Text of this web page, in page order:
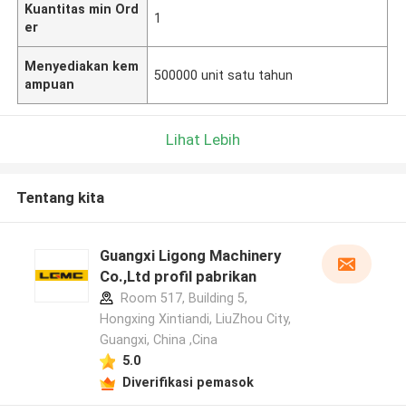
Kuantitas min Ord
er
1
Menyediakan kem
ampuan
500000 unit satu tahun
Lihat Lebih
Tentang kita
Guangxi Ligong Machinery
Co.,Ltd profil pabrikan
Room 517, Building 5,
Hongxing Xintiandi, LiuZhou City,
Guangxi, China ,Cina
5.0
Diverifikasi pemasok